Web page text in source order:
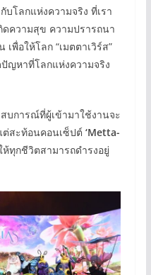
บโลกแห่งความจริง ที่เรา
ดความสุข ความปรารถนา
พื่อให้โลก “เมตตาเวิร์ส”
ญหาที่โลกแห่งความจริง
บการณ์ที่ผู้เข้ามาใช้งานจะ
ต่สะท้อนคอนเซ็ปต์ ‘Metta-
ห้ทุกชีวิตสามารถดำรงอยู่